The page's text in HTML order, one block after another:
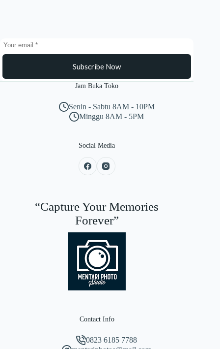
Subscribe Now
Jam Buka Toko
Senin - Sabtu 8AM - 10PM
Minggu 8AM - 5PM
Social Media
“Capture Your Memories
Forever”
Contact Info
0823 6185 7788